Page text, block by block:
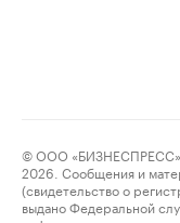
© ООО
2026. Сообщения и
(свидетельство о
выдано Федеральной